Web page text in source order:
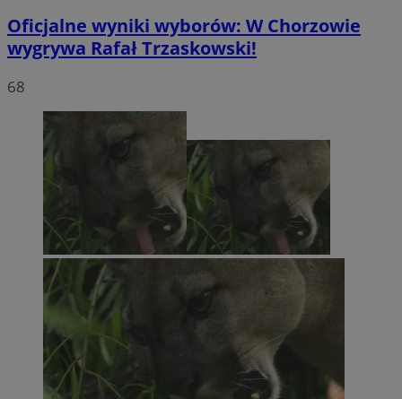
Oficjalne wyniki wyborów: W Chorzowie
wygrywa Rafał Trzaskowski!
68